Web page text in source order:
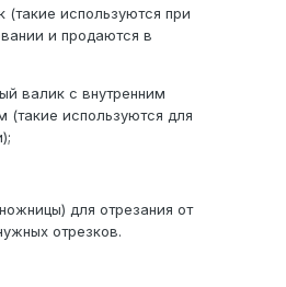
(такие используются при
и продаются в
валик с внутренним
(такие используются для
для отрезания от
отрезков.